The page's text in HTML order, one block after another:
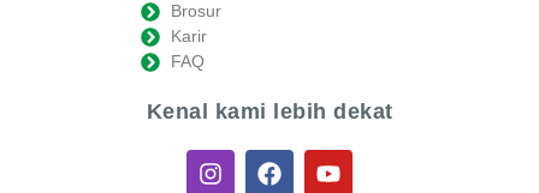
Brosur
Karir
FAQ
Kenal kami lebih dekat